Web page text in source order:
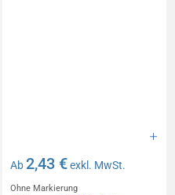
Ab2,43 €exkl. MwSt.
Ohne Markierung